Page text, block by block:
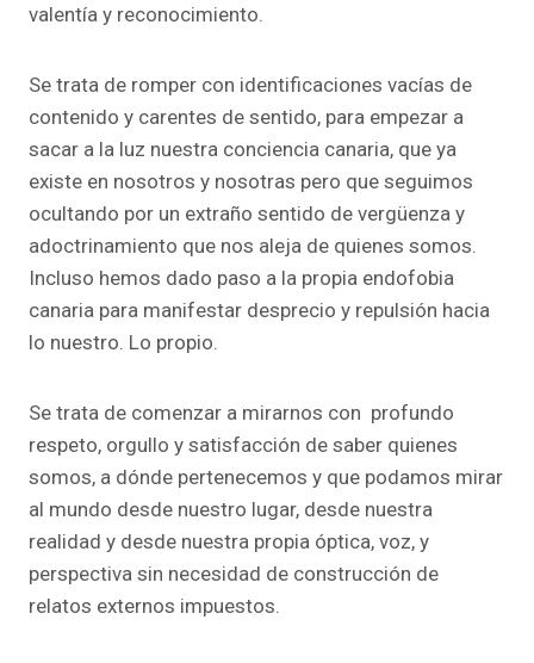
valentía y reconocimiento.
Se trata de romper con identificaciones vacías de
contenido y carentes de sentido, para empezar a
sacar a la luz nuestra conciencia canaria, que ya
existe en nosotros y nosotras pero que seguimos
ocultando por un extraño sentido de vergüenza y
adoctrinamiento que nos aleja de quienes somos.
Incluso hemos dado paso a la propia endofobia
canaria para manifestar desprecio y repulsión hacia
lo nuestro. Lo propio.
Se trata de comenzar a mirarnos con profundo
respeto, orgullo y satisfacción de saber quienes
somos, a dónde pertenecemos y que podamos mirar
al mundo desde nuestro lugar, desde nuestra
realidad y desde nuestra propia óptica, voz, y
perspectiva sin necesidad de construcción de
relatos externos impuestos.